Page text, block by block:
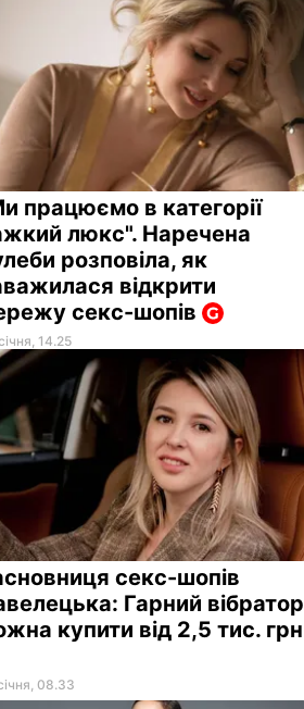
працюємо в категорії
люкс". Наречена
розповіла, як
відкрити
секс-шопів
14.25
секс-шопів
Гарний вібратор
купити від 2,5 тис. грн
08.33